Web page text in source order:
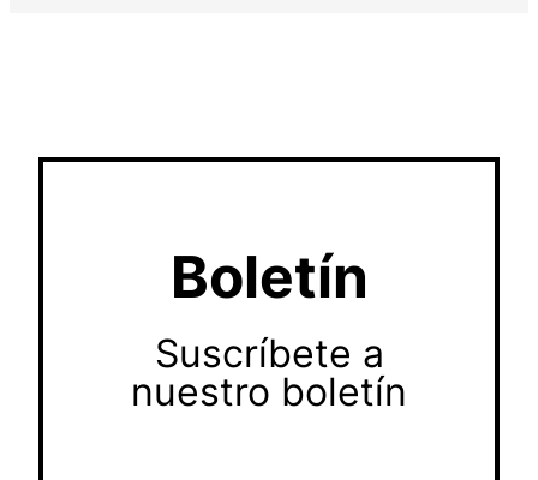
Boletín
Suscríbete a
nuestro boletín